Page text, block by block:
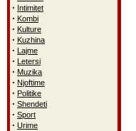
· Intimitet
· Kombi
· Kulture
· Kuzhina
· Lajme
· Letersi
· Muzika
· Njoftime
· Politike
· Shendeti
· Sport
· Urime